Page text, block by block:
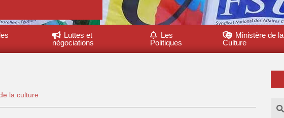
Luttes et
négociations
Les
Politiques
Ministère de la
Culture
la culture